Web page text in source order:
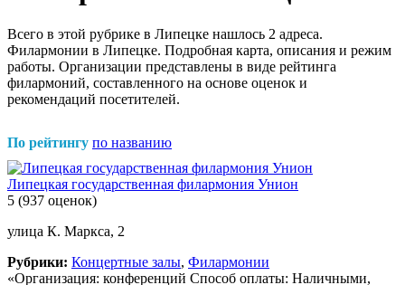
Всего в этой рубрике в Липецке нашлось 2 адреса.
Филармонии в Липецке. Подробная карта, описания и режим
работы. Организации представлены в виде рейтинга
филармоний, составленного на основе оценок и
рекомендаций посетителей.
По рейтингу по названию
Липецкая государственная филармония Унион
5 (937 оценок)
улица К. Маркса, 2
Рубрики: Концертные залы, Филармонии
«Организация: конференций Способ оплаты: Наличными,